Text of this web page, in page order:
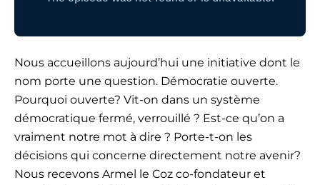
Nous accueillons aujourd’hui une initiative dont le
nom porte une question. Démocratie ouverte.
Pourquoi ouverte? Vit-on dans un système
démocratique fermé, verrouillé ? Est-ce qu’on a
vraiment notre mot à dire ? Porte-t-on les
décisions qui concerne directement notre avenir?
Nous recevons Armel le Coz co-fondateur et